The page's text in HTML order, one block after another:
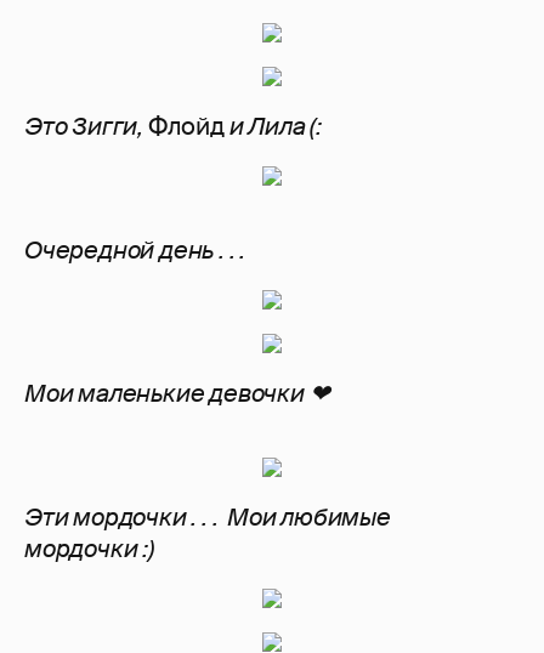
Это Зигги, Флойди Лила (:
Очередной день . . .
Мои маленькие девочки ❤
Эти мордочки . . . Мои любимые
мордочки :)